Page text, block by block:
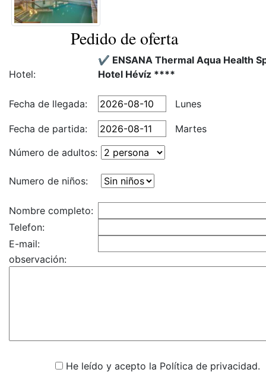
Pedido de oferta
Hotel:
✔️ ENSANA Thermal Aqua Health
Hotel Hévíz ****
Fecha de llegada: Lunes
Fecha de partida:
Martes
Número de adultos:
Numero de niños:
Nombre completo:
Telefon:
E-mail:
observación:
He leído y acepto la Política de privacidad.